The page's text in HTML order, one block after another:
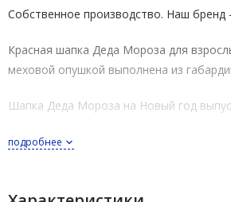
Собственное производство. Наш бренд
Красная шапка Деда Мороза для
меховой опушкой выполнена из
Шапка Деда Мороза на Новый год
подробнее